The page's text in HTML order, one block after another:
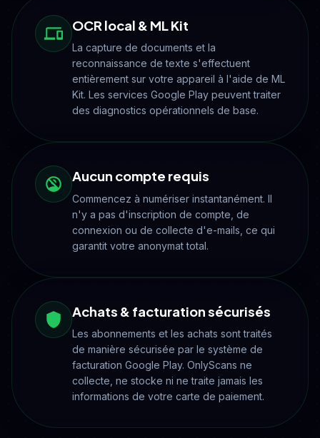
OCR local & ML Kit
La capture de documents et la
reconnaissance de texte s'effectuent
entièrement sur votre appareil à l'aide de ML
Kit. Les services Google Play peuvent traiter
des diagnostics opérationnels de base.
Aucun compte requis
Commencez à numériser instantanément. Il
n'y a pas d'inscription de compte, de
connexion ou de collecte d'e-mails, ce qui
garantit votre anonymat total.
Achats & facturation sécurisés
Les abonnements et les achats sont traités
de manière sécurisée par le système de
facturation Google Play. OnlyScans ne
collecte, ne stocke ni ne traite jamais les
informations de votre carte de paiement.